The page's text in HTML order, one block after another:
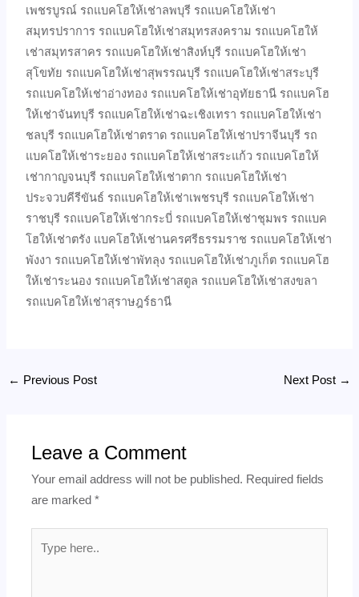
เพชรบูรณ์ รถแบคโฮให้เช่าลพบุรี รถแบคโฮให้เช่า
สมุทรปราการ รถแบคโฮให้เช่าสมุทรสงคราม รถแบคโฮให้
เช่าสมุทรสาคร รถแบคโฮให้เช่าสิงห์บุรี รถแบคโฮให้เช่า
สุโขทัย รถแบคโฮให้เช่าสุพรรณบุรี รถแบคโฮให้เช่าสระบุรี
รถแบคโฮให้เช่าอ่างทอง รถแบคโฮให้เช่าอุทัยธานี รถแบคโฮ
ให้เช่าจันทบุรี รถแบคโฮให้เช่าฉะเชิงเทรา รถแบคโฮให้เช่า
ชลบุรี รถแบคโฮให้เช่าตราด รถแบคโฮให้เช่าปราจีนบุรี รถ
แบคโฮให้เช่าระยอง รถแบคโฮให้เช่าสระแก้ว รถแบคโฮให้
เช่ากาญจนบุรี รถแบคโฮให้เช่าตาก รถแบคโฮให้เช่า
ประจวบคีรีขันธ์ รถแบคโฮให้เช่าเพชรบุรี รถแบคโฮให้เช่า
ราชบุรี รถแบคโฮให้เช่ากระบี่ รถแบคโฮให้เช่าชุมพร รถแบค
โฮให้เช่าตรัง แบคโฮให้เช่านครศรีธรรมราช รถแบคโฮให้เช่า
พังงา รถแบคโฮให้เช่าพัทลุง รถแบคโฮให้เช่าภูเก็ต รถแบคโฮ
ให้เช่าระนอง รถแบคโฮให้เช่าสตูล รถแบคโฮให้เช่าสงขลา
รถแบคโฮให้เช่าสุราษฎร์ธานี
← Previous Post Next Post →
Leave a Comment
Your email address will not be published. Required fields
are marked*
here..